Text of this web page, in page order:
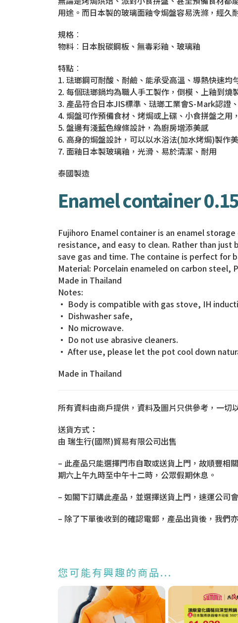
用途。而日本製的玻璃面釉令焗盤容易洗滌，經久
規格︰
物料︰日本脫碳鋼板、無毒彩釉、玻璃釉
特點︰
1. 琺瑯鋼可耐酸、耐鹼、能承受高溫、導熱快速均
2. 每個琺瑯鍋均為職人手工製作，倒模、上釉到燒
3. 產品符合日本JIS標準、琺瑯工業會S-Mark認證
4. 焗盤可作預備食材、烤焗或上碟、小食拼盤之用
5. 盤邊有淺藍色線條設計，為廚房增添美感
6. 高身的焗盤設計，可以以水浴法(加水烤焗)製作
7. 面釉日本製玻璃釉，光滑、易於清潔、耐用
泰國製造
Enamel container
Fujihoro Enamel container is an enamel
resistance, and easy to clean. Rather than
save gas and time. The containe is perfect for
Material: Porcelain enameled on carbon steel,
Made in Thailand
Notes:
• Body is compatible with gas stove, IH
• Dishwasher safe,
• No microwave.
• Do not use abrasive cleaners.
• After use, please let the pot cool down
Made in Thailand
所有資料由商戶提供，資料及圖片只供參考，一切
送貨方式：
由 瑞生行(國際)貿易有限公司出售
– 此產品只能選擇門市自取或送貨上門，故順豐相
期六上午九時至中午十二時，公眾假期休息。
– 如閣下訂購此產品，並選擇送貨上門，速運公司
– 除了下單後收到的確認電郵，產品出貨後，我們
您可能有興趣的商品...